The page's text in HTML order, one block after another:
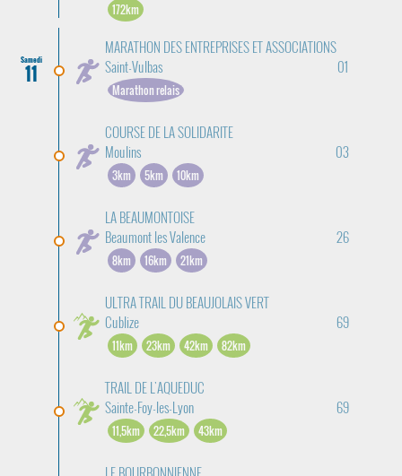
172km
Samedi
11
MARATHON DES ENTREPRISES ET ASSOCIATIONS
Saint-Vulbas
01
Marathon relais
COURSE DE LA SOLIDARITE
Moulins
03
3km 5km 10km
LA BEAUMONTOISE
Beaumont les Valence
26
8km 16km 21km
ULTRA TRAIL DU BEAUJOLAIS VERT
Cublize
69
11km 23km 42km 82km
TRAIL DE L'AQUEDUC
Sainte-Foy-les-Lyon
69
11,5km 22,5km 43km
LE BOURBONNIENNE